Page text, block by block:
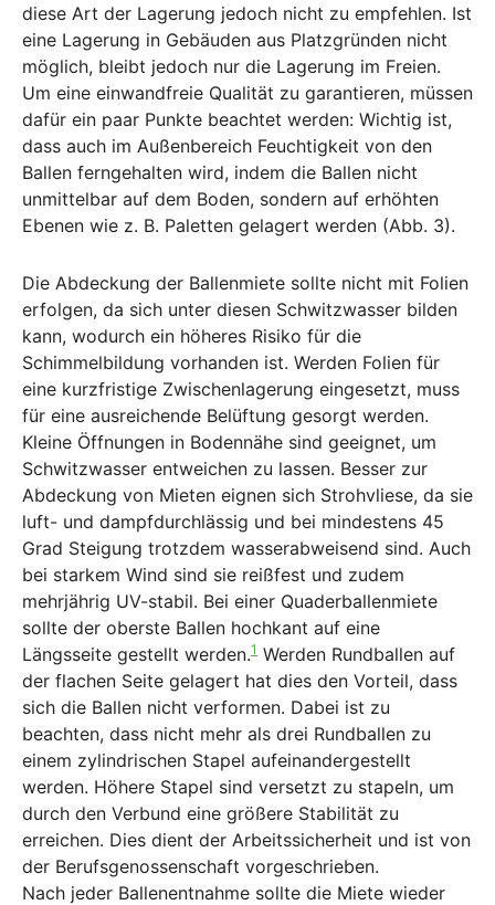
diese Art der Lagerung jedoch nicht zu empfehlen. Ist
eine Lagerung in Gebäuden aus Platzgründen nicht
möglich, bleibt jedoch nur die Lagerung im Freien.
Um eine einwandfreie Qualität zu garantieren, müssen
dafür ein paar Punkte beachtet werden: Wichtig ist,
dass auch im Außenbereich Feuchtigkeit von den
Ballen ferngehalten wird, indem die Ballen nicht
unmittelbar auf dem Boden, sondern auf erhöhten
Ebenen wie z. B. Paletten gelagert werden (Abb. 3).
Die Abdeckung der Ballenmiete sollte nicht mit Folien
erfolgen, da sich unter diesen Schwitzwasser bilden
kann, wodurch ein höheres Risiko für die
Schimmelbildung vorhanden ist. Werden Folien für
eine kurzfristige Zwischenlagerung eingesetzt, muss
für eine ausreichende Belüftung gesorgt werden.
Kleine Öffnungen in Bodennähe sind geeignet, um
Schwitzwasser entweichen zu lassen. Besser zur
Abdeckung von Mieten eignen sich Strohvliese, da sie
luft- und dampfdurchlässig und bei mindestens 45
Grad Steigung trotzdem wasserabweisend sind. Auch
bei starkem Wind sind sie reißfest und zudem
mehrjährig UV-stabil. Bei einer Quaderballenmiete
sollte der oberste Ballen hochkant auf eine
Längsseite gestellt werden.1 Werden Rundballen auf
der flachen Seite gelagert hat dies den Vorteil, dass
sich die Ballen nicht verformen. Dabei ist zu
beachten, dass nicht mehr als drei Rundballen zu
einem zylindrischen Stapel aufeinandergestellt
werden. Höhere Stapel sind versetzt zu stapeln, um
durch den Verbund eine größere Stabilität zu
erreichen. Dies dient der Arbeitssicherheit und ist von
der Berufsgenossenschaft vorgeschrieben.
Nach jeder Ballenentnahme sollte die Miete wieder